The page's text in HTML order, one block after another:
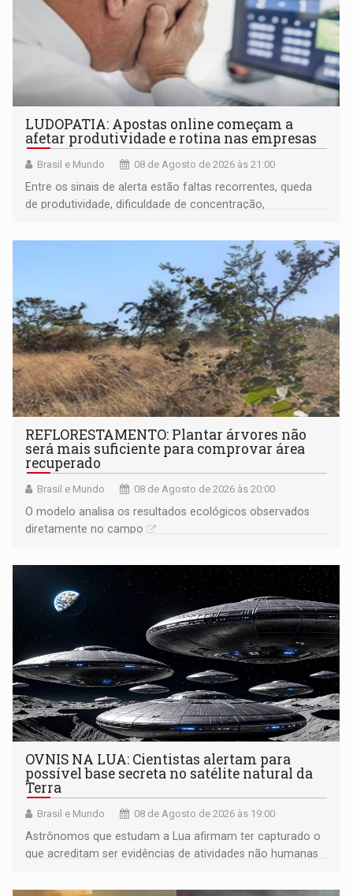
LUDOPATIA: Apostas online começam a
afetar produtividade e rotina nas empresas
Brasil e Mundo 08 de Agosto de 2026 às 21:00
Entre os sinais de alerta estão faltas recorrentes, queda
de produtividade, dificuldade de concentração,
REFLORESTAMENTO: Plantar árvores não
será mais suficiente para comprovar área
recuperado
Brasil e Mundo 08 de Agosto de 2026 às 20:00
O modelo analisa os resultados ecológicos observados
diretamente no campo
OVNIS NA LUA: Cientistas alertam para
possível base secreta no satélite natural da
Terra
Brasil e Mundo 08 de Agosto de 2026 às 19:00
Astrônomos que estudam a Lua afirmam ter capturado o
que acreditam ser evidências de atividades não humanas
órbita